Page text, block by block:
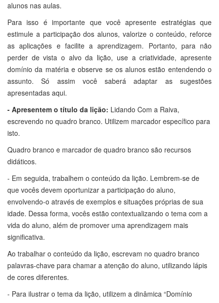
alunos nas aulas.
Para isso é importante que você apresente estratégias que
estimule a participação dos alunos, valorize o conteúdo, reforce
as aplicações e facilite a aprendizagem. Portanto, para não
perder de vista o alvo da lição, use a criatividade, apresente
domínio da matéria e observe se os alunos estão entendendo o
assunto. Só assim você saberá adaptar as sugestões
apresentadas aqui.
- Apresentem o título da lição: Lidando Com a Raiva,
escrevendo no quadro branco. Utilizem marcador específico para
isto.
Quadro branco e marcador de quadro branco são recursos
didáticos.
- Em seguida, trabalhem o conteúdo da lição. Lembrem-se de
que vocês devem oportunizar a participação do aluno,
envolvendo-o através de exemplos e situações próprias de sua
idade. Dessa forma, vocês estão contextualizando o tema com a
vida do aluno, além de promover uma aprendizagem mais
significativa.
Ao trabalhar o conteúdo da lição, escrevam no quadro branco
palavras-chave para chamar a atenção do aluno, utilizando lápis
de cores diferentes.
- Para ilustrar o tema da lição, utilizem a dinâmica “Domínio